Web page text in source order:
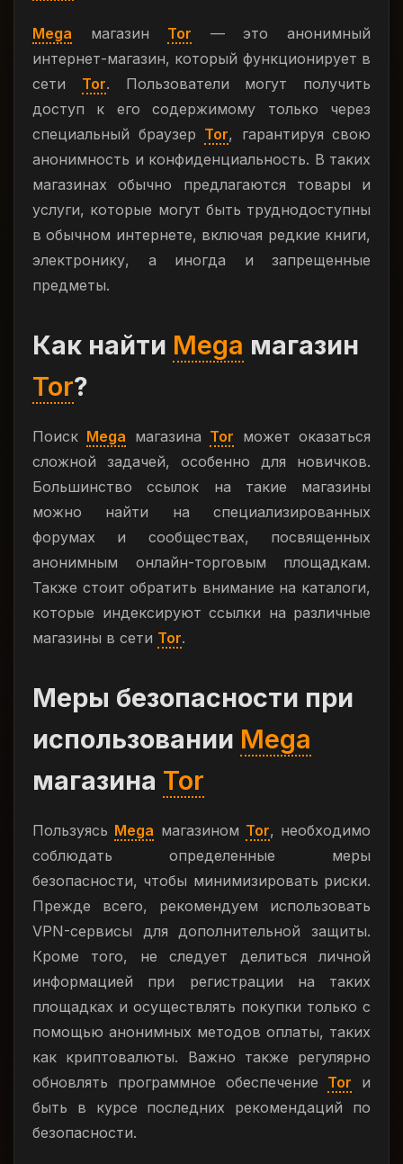
Mega магазин Tor — это анонимный
интернет-магазин, который функционирует в
сети Tor. Пользователи могут получить
доступ к его содержимому только через
специальный браузер Tor, гарантируя свою
анонимность и конфиденциальность. В таких
магазинах обычно предлагаются товары и
услуги, которые могут быть труднодоступны
в обычном интернете, включая редкие книги,
электронику, а иногда и запрещенные
предметы.
Как найти Mega магазин
Tor?
Поиск Mega магазина Tor может оказаться
сложной задачей, особенно для новичков.
Большинство ссылок на такие магазины
можно найти на специализированных
форумах и сообществах, посвященных
анонимным онлайн-торговым площадкам.
Также стоит обратить внимание на каталоги,
которые индексируют ссылки на различные
магазины в сети Tor.
Меры безопасности при
использовании Mega
магазина Tor
Пользуясь Mega магазином Tor, необходимо
соблюдать определенные меры
безопасности, чтобы минимизировать риски.
Прежде всего, рекомендуем использовать
VPN-сервисы для дополнительной защиты.
Кроме того, не следует делиться личной
информацией при регистрации на таких
площадках и осуществлять покупки только с
помощью анонимных методов оплаты, таких
как криптовалюты. Важно также регулярно
обновлять программное обеспечение Tor и
быть в курсе последних рекомендаций по
безопасности.